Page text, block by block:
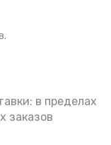
в пределах
заказов